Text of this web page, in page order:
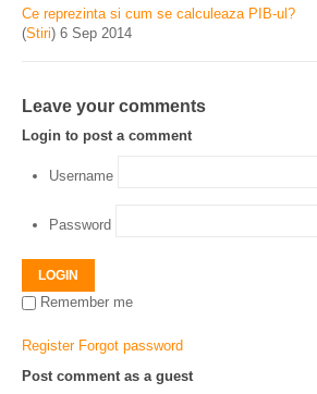
Ce reprezinta si cum se calculeaza PIB-ul?
(Stiri) 6 Sep 2014
Leave your comments
Login to post a comment
Username
Password
LOGIN
Remember me
Register Forgot password
Post comment as a guest